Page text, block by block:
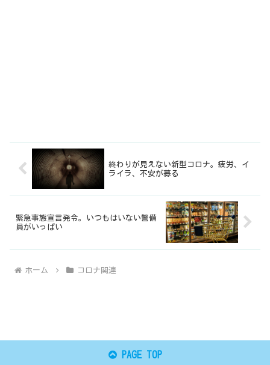
終わりが見えない新型コロナ。疲労、イ
ライラ、不安が募る
緊急事態宣言発令。いつもはいない警備
員がいっぱい
ホーム コロナ関連
PAGE TOP